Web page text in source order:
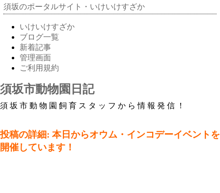
須坂のポータルサイト・いけいけすざか
いけいけすざか
ブログ一覧
新着記事
管理画面
ご利用規約
須坂市動物園日記
須坂市動物園飼育スタッフから情報発信！
投稿の詳細: 本日からオウム・インコデーイベントを
開催しています！